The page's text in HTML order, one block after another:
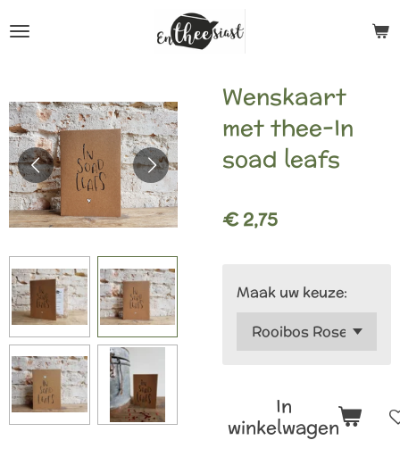
de
hoofdinhoud
Wenskaart
met thee-In
soad leafs
€ 2,75
Maak uw keuze:
In
winkelwagen